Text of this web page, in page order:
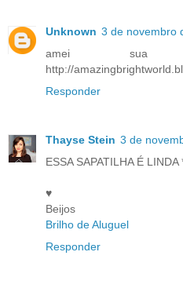
Unknown 3 de novembro
amei sua
http://
Responder
Thayse Stein 3 de
ESSA SAPATILHA É LINDA
♥
Beijos
Brilho de Aluguel
Responder